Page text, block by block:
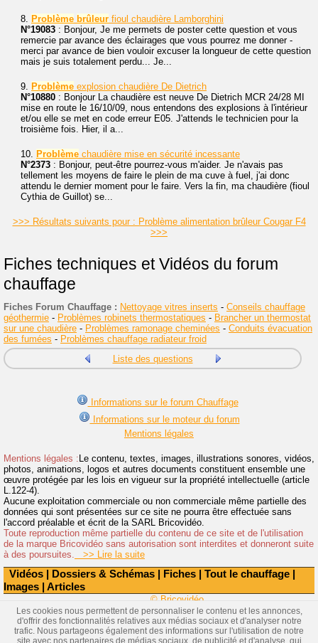
Vidéos | Dossiers & Schémas | Fiches | Tout le chauffage |
Images | Articles
8. Problème brûleur fioul chaudière Lamborghini
N°19083 : Bonjour, Je me permets de poster cette question et vous
remercie par avance des éclairages que vous pourrez me donner -
merci par avance de bien vouloir excuser la longueur de cette question
mais je suis totalement perdu... Je...
9. Problème explosion chaudière De Dietrich
N°10880 : Bonjour La chaudière est neuve De Dietrich MCR 24/28 MI
mise en route le 16/10/09, nous entendons des explosions à l'intérieur
et/ou elle se met en code erreur E05. J'attends le technicien pour la
troisième fois. Hier, il a...
10. Problème chaudière mise en sécurité incessante
N°2373 : Bonjour, peut-être pourrez-vous m'aider. Je n'avais pas
tellement les moyens de faire le plein de ma cuve à fuel, j'ai donc
attendu le dernier moment pour le faire. Vers la fin, ma chaudière (fioul
Cythia de Guillot) se...
>>> Résultats suivants pour : Problème alimentation brûleur Cougar F4
>>>
Fiches techniques et Vidéos du forum
chauffage
Fiches Forum Chauffage : Nettoyage vitres inserts - Conseils chauffage
géothermie - Problèmes robinets thermostatiques - Brancher un thermostat
sur une chaudière - Problèmes ramonage cheminées - Conduits évacuation
des fumées - Problèmes chauffage radiateur froid
Liste des questions
Informations sur le forum Chauffage
Informations sur le moteur du forum
Mentions légales
Mentions légales : Le contenu, textes, images, illustrations sonores, vidéos,
photos, animations, logos et autres documents constituent ensemble une
œuvre protégée par les lois en vigueur sur la propriété intellectuelle (article
L.122-4).
Aucune exploitation commerciale ou non commerciale même partielle des
données qui sont présentées sur ce site ne pourra être effectuée sans
l'accord préalable et écrit de la SARL Bricovidéo.
Toute reproduction même partielle du contenu de ce site et de l'utilisation
de la marque Bricovidéo sans autorisation sont interdites et donneront suite
à des poursuites. >> Lire la suite
© Bricovidéo
Les cookies nous permettent de personnaliser le contenu et les annonces,
d'offrir des fonctionnalités relatives aux médias sociaux et d'analyser notre
trafic. Nous partageons également des informations sur l'utilisation de notre
site avec nos partenaires de médias sociaux, de publicité et d'analyse, qui